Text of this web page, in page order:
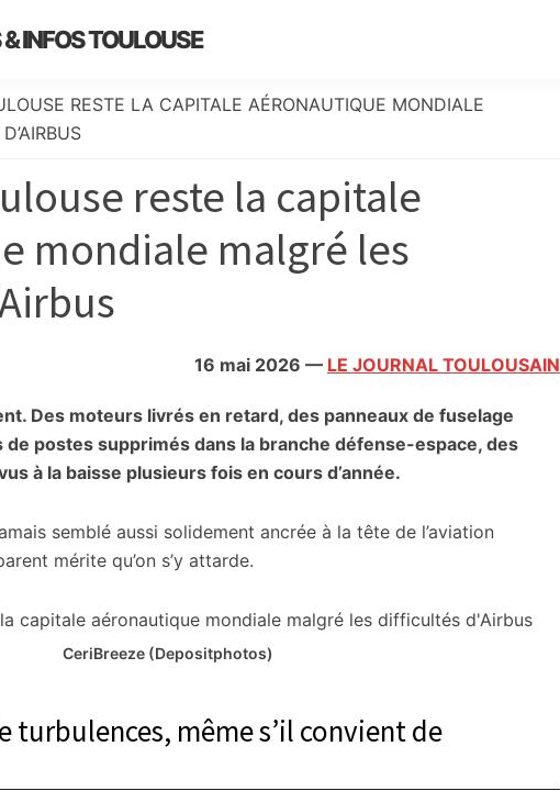
INFOS TOULOUSE
RESTE LA CAPITALE AÉRONAUTIQUE MONDIALE
reste la capitale
mondiale malgré les
16 mai 2026 — LE JOURNAL TOULOUSAIN
Des moteurs livrés en retard, des panneaux de fuselage
postes supprimés dans la branche défense-espace, des
à la baisse plusieurs fois en cours d’année.
semblé aussi solidement ancrée à la tête de l’aviation
mérite qu’on s’y attarde.
CeriBreeze (Depositphotos)
turbulences, même s’il convient de